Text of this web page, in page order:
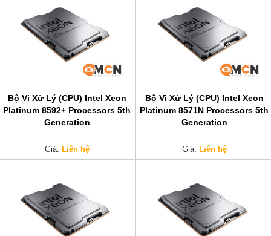
Bộ Vi Xử Lý (CPU) Intel Xeon
Platinum 8592+ Processors 5th
Generation
Giá: Liên hệ
Bộ Vi Xử Lý (CPU) Intel Xeon
Platinum 8571N Processors 5th
Generation
Giá: Liên hệ